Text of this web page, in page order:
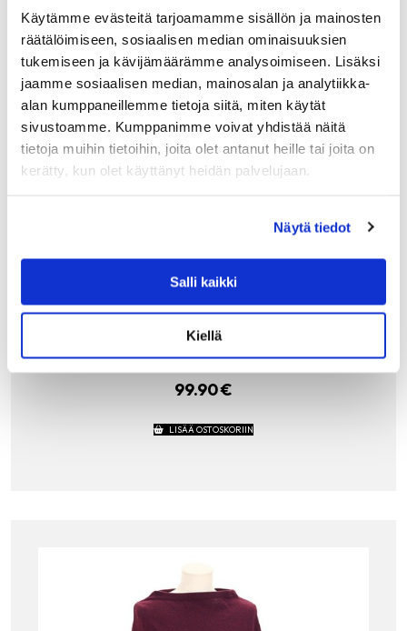
Käytämme evästeitä tarjoamamme sisällön ja mainosten
räätälöimiseen, sosiaalisen median ominaisuuksien
tukemiseen ja kävijämäärämme analysoimiseen. Lisäksi
jaamme sosiaalisen median, mainosalan ja analytiikka-
alan kumppaneillemme tietoja siitä, miten käytät
sivustoamme. Kumppanimme voivat yhdistää näitä
tietoja muihin tietoihin, joita olet antanut heille tai joita on
kerätty, kun olet käyttänyt heidän palvelujaan.
Näytä tiedot
Salli kaikki
Kiellä
GANT BIG STAR KNIT TYYNYNPÄÄLLINEN, PI
STAGE
pistaasin vihreänä. Tyynynpäällinen on vahvaa
puuvillaneulosta, joka säilyttää hyvin muotonsa käytössä.
99.90€
LISÄÄ OSTOSKORIIN